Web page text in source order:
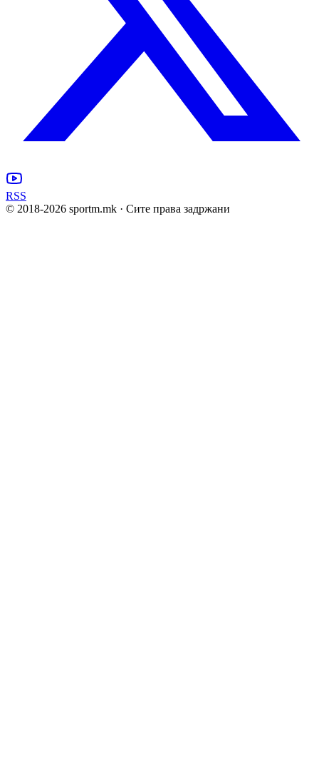
RSS
© 2018-2026 sportm.mk · Сите права задржани